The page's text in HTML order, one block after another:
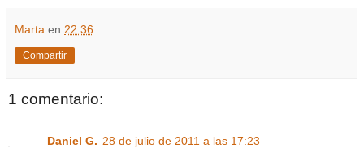
Marta en 22:36
Compartir
1 comentario:
Daniel G. 28 de julio de 2011 a las 17:23